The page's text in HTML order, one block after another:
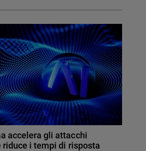
accelera gli attacchi
i tempi di risposta